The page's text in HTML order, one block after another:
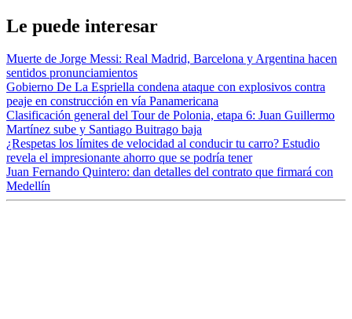
Le puede interesar
Muerte de Jorge Messi: Real Madrid, Barcelona y Argentina hacen
sentidos pronunciamientos
Gobierno De La Espriella condena ataque con explosivos contra
peaje en construcción en vía Panamericana
Clasificación general del Tour de Polonia, etapa 6: Juan Guillermo
Martínez sube y Santiago Buitrago baja
¿Respetas los límites de velocidad al conducir tu carro? Estudio
revela el impresionante ahorro que se podría tener
Juan Fernando Quintero: dan detalles del contrato que firmará con
Medellín